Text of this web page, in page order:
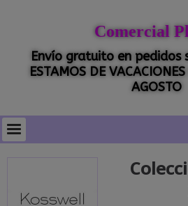
Comercial
Envío gratuito en pedidos
ESTAMOS DE
AGOSTO